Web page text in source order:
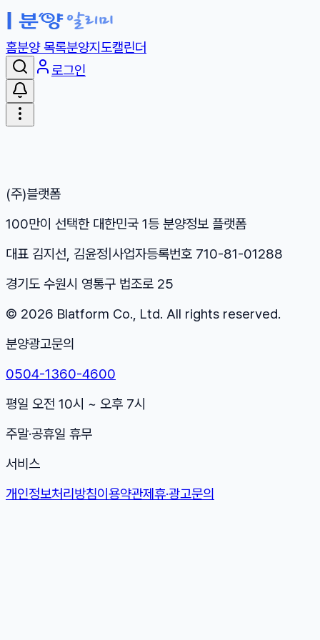
홈분양 목록분양지도캘린더
로그인
(주)블랫폼
100만이 선택한 대한민국 1등 분양정보 플랫폼
대표 김지선, 김윤정 사업자등록번호 710-81-01288
경기도 수원시 영통구 법조로 25
© 2026 Blatform Co., Ltd. All rights reserved.
분양광고문의
0504-1360-4600
평일 오전 10시 ~ 오후 7시
주말·공휴일 휴무
서비스
개인정보처리방침이용약관제휴·광고문의